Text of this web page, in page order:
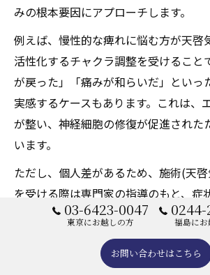
みの根本要因にアプローチします。
例えば、慢性的な痺れに悩む方が天啓
活性化するチャクラ調整を受けること
が戻った」「痛みが和らいだ」といっ
実感するケースもあります。これは、
が整い、神経細胞の修復が促進された
います。
ただし、個人差があるため、施術(天啓
を受ける際は専門家の指導のもと、症
天啓気功治療や療法で活性化するチャ
とが重要です。過度な自己流の調整は
スを崩すリスクもあるため、必ず経験
03-6423-0047
東京にお越しの方 福島にお
お問い合わせはこちら